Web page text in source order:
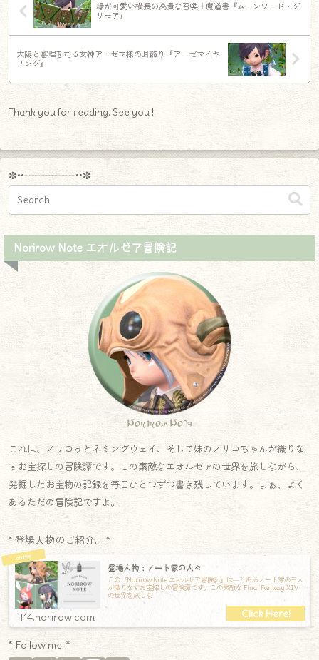
緑が可愛い横長の高貴な召喚士魔道書『ムーンワード・グ
リモア』
太陽と審理を司る女神アーゼマ様の耳飾り『アーゼマイヤ
リング』
Thank you for reading. See you !
✼••┈┈┈┈┈┈┈┈┈••✼
Norirow Note エオルゼア冒険記
Norirow Note
これは、ノリロゥとネミングウェイ、そして妹のノリコちゃんが織りな
すお宝探しの冒険譚です。この素敵なエオルゼアの世界を旅しながら、
発掘したお宝物の記録を毎日ひとつずつ書き残しています。まぁ、よく
あるただの冒険記ですよ。
* 登場人物のご紹介.｡.:*
登場人物：ノート家の人々
この『Norirow Note エオルゼア冒険記』は―とあるノート家の三人
が織りなすお宝探しの冒険譚です。この素敵な Final Fantasy XIV
の世界を旅しな
ff14.norirow.com
* Follow me! *